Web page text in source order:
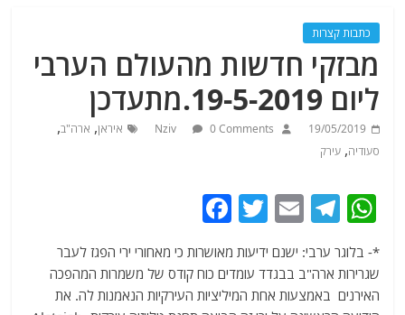
כתבות קצרות
מבזקי חדשות מהעולם הערבי
ליום 19-5-2019.מתעדכן
19/05/2019
Nziv 0 Comments איראן, ארה"ב,
סעודיה,עירק
W
at
s
T
e
g
E
ai
l
T
itt
er
c
e
*- בלוגר ערבי: ישנם ידיעות מאושרות כי מאחורי ירי הפגז לעבר
שגרירות ארה"ב בבגדד עומדים כוח קודס של משמרות המהפכה
האירנים באמצעות אחת המיליציות העירקיות הנאמנות לה. את